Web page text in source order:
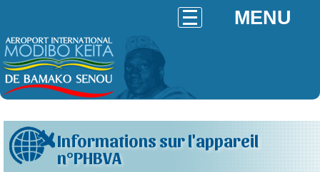
MENU
Informations sur l'appareil
n°PHBVA